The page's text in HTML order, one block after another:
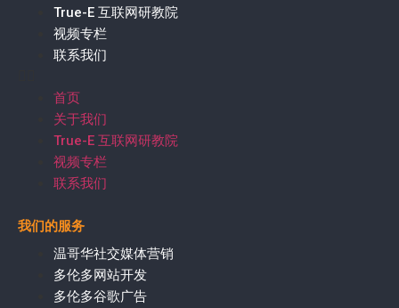
True-E 互联网研教院
视频专栏
联系我们
首页
关于我们
True-E 互联网研教院
视频专栏
联系我们
我们的服务
温哥华社交媒体营销
多伦多网站开发
多伦多谷歌广告